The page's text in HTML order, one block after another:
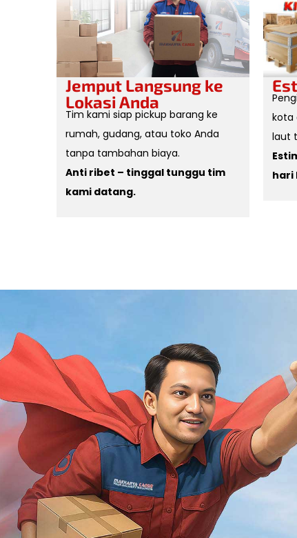
Jemput Langsung ke
Lokasi Anda
Tim kami siap pickup barang ke
rumah, gudang, atau toko Anda
tanpa tambahan biaya.
Anti ribet – tinggal tunggu tim
kami datang.
kota
laut
hari